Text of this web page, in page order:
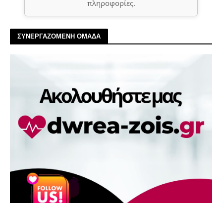
πληροφορίες.
ΣΥΝΕΡΓΑΖΟΜΕΝΗ ΟΜΑΔΑ